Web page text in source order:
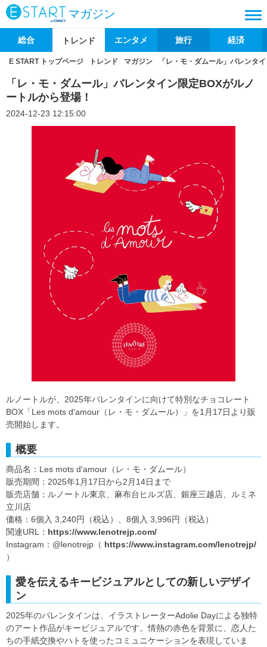
マガジン
総合 トレンド エンタメ 旅行 経済
E START トップページ トレンド マガジン 「レ・モ・ダムール」バレンタ
「レ・モ・ダムール」バレンタイン限定BOXがルノ
ートルから登場！
2024-12-23 12:15:00
ルノートルが、2025年バレンタインに向けて特別なチョコレート
BOX「Les mots d'amour（レ・モ・ダムール）」を1月17日より販
売開始します。
概要
商品名：Les mots d'amour（レ・モ・ダムール）
販売期間：2025年1月17日から2月14日まで
販売店舗：ルノートル東京、麻布台ヒルズ店、銀座三越店、ルミネ
立川店
価格：6個入 3,240円（税込）、8個入 3,996円（税込）
関連URL： https://www.lenotrejp.com/
Instagram：@lenotrejp（ https://www.instagram.com/lenotrejp/
）
愛を伝えるキービジュアルとしての新しいデザイ
ン
2025年のバレンタインは、イラストレーターAdolie Dayによる独特
のアート作品がキービジュアルです。情熱の赤色を背景に、恋人た
ちの手紙交換やハトを使ったコミュニケーションを表現していま